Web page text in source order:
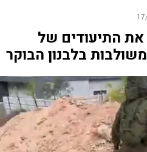
התיעודים של
בלבנון הבוקר